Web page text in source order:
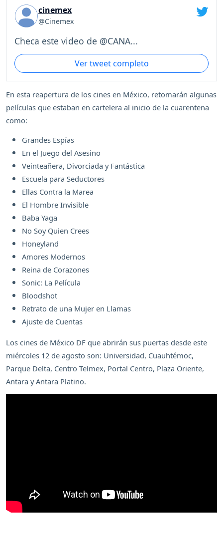
cinemex
@Cinemex
Checa este video de @CANA...
Ver tweet completo
En esta reapertura de los cines en México, retomarán algunas
películas que estaban en cartelera al inicio de la cuarentena
como:
Grandes Espías
En el Juego del Asesino
Veinteañera, Divorciada y Fantástica
Escuela para Seductores
Ellas Contra la Marea
El Hombre Invisible
Baba Yaga
No Soy Quien Crees
Honeyland
Amores Modernos
Reina de Corazones
Sonic: La Película
Bloodshot
Retrato de una Mujer en Llamas
Ajuste de Cuentas
Los cines de México DF que abrirán sus puertas desde este
miércoles 12 de agosto son: Universidad, Cuauhtémoc,
Parque Delta, Centro Telmex, Portal Centro, Plaza Oriente,
Antara y Antara Platino.